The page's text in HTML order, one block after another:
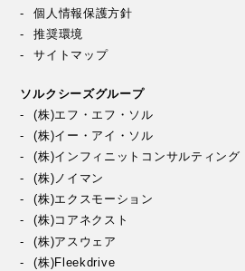
個人情報保護方針
推奨環境
サイトマップ
ソルクシーズグループ
(株)エフ・エフ・ソル
(株)イー・アイ・ソル
(株)インフィニットコンサルティング
(株)ノイマン
(株)エクスモーション
(株)コアネクスト
(株)アスウェア
(株)Fleekdrive